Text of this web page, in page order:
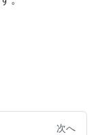
次へ